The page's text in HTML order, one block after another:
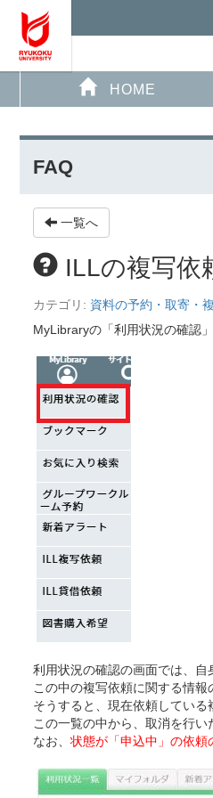
HOME
FAQ
一覧へ
ILLの複写依
カテゴリ: 資料の予約・取寄・
MyLibraryの「利用状況の確認
利用状況の確認の画面では、自
この中の複写依頼に関する情報
そうすると、現在依頼している
この一覧の中から、取消を行
なお、 状態が「申込中」の依頼